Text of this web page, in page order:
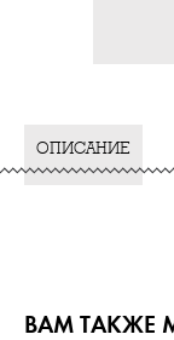
ОПИСАНИЕ
ВАМ ТАКЖЕ